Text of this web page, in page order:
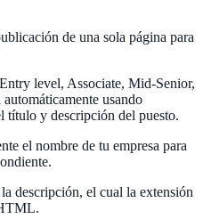
de una sola página para
level, Associate, Mid-Senior,
usando
título y descripción del puesto.
el nombre de tu empresa para
descripción, el cual la extensión